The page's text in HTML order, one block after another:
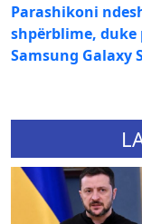
Parashikoni
shpërblime, duke
Samsung Galaxy